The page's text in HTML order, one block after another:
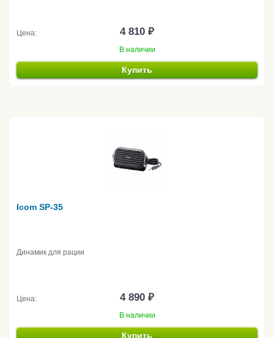
Цена: 4 810 ₽
В наличии
Купить
Icom SP-35
Динамик для рации
Цена: 4 890 ₽
В наличии
Купить